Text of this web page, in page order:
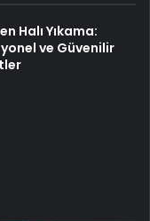
Halı Yıkama:
ve Güvenilir